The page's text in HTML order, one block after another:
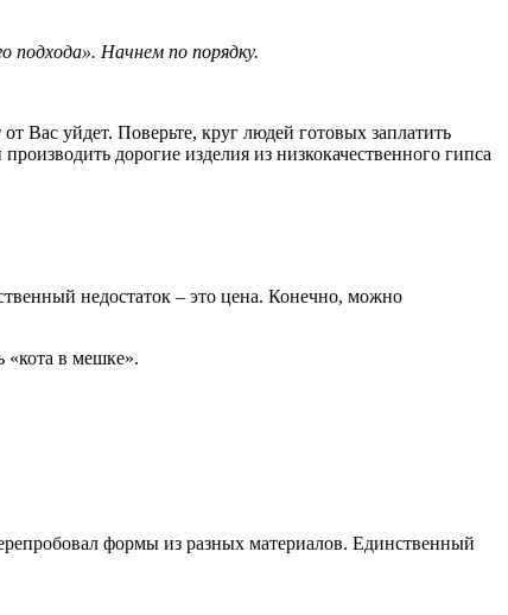
подхода». Начнем по порядку.
Вас уйдет. Поверьте, круг людей готовых заплатить
дорогие изделия из низкокачественного гипса
недостаток – это цена. Конечно, можно
«кота в мешке».
формы из разных материалов. Единственный